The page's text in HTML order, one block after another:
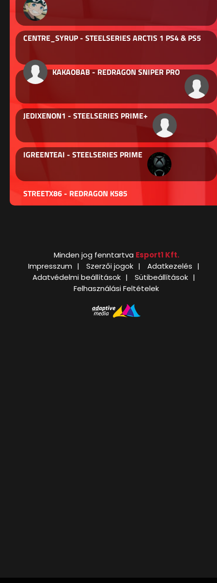
CENTRE_SYRUP - STEELSERIES ARCTIS 1 PS4 & PS5
KAKAOBAB - REDRAGON SNIPER PRO
JEDIXENON1 - STEELSERIES PRIME+
IGREENTEAI - STEELSERIES PRIME
STREETX86 - REDRAGON K585
Minden jog fenntartva Esport1 Kft.
Impresszum
Szerzői jogok
Adatkezelés
Adatvédelmi beállítások
Sütibeállítások
Felhasználási Feltételek